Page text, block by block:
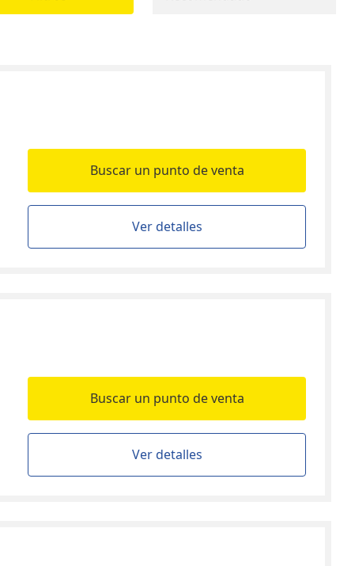
Buscar un punto de venta
Ver detalles
Buscar un punto de venta
Ver detalles